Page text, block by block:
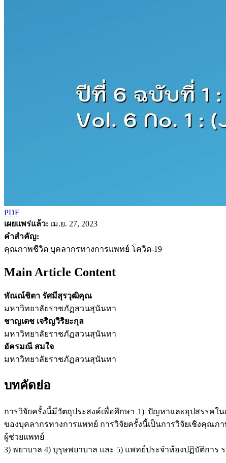
PDF
เผยแพร่แล้ว: เม.ย. 27, 2023
คำสำคัญ:
คุณภาพชีวิต บุคลากรทางการแพทย์ โควิด-19
Main Article Content
พัณณ์ชิตา รัศมีสุรวุฒิคุณ
มหาวิทยาลัยราชภัฏสวนสุนันทา
ชาญเดช เจริญวิริยะกุล
มหาวิทยาลัยราชภัฏสวนสุนันทา
อัครมณี สมใจ
มหาวิทยาลัยราชภัฏสวนสุนันทา
บทคัดย่อ
การวิจัยครั้งนี้มีวัตถุประสงค์เพื่อศึกษา 1) ปัญหาและอุปสรรค
ของบุคลากรทางการแพทย์ การวิจัยครั้งนี้เป็นการวิจัยเชิงคุณ
ผู้ช่วยแพทย์
3) พยาบาล 4) บุรุษพยาบาล และ 5) แพทย์ประจำห้องปฏิบัติการ